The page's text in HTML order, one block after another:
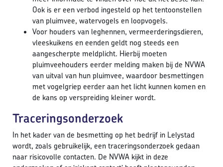
Ook is er een verbod ingesteld op het tentoonstellen
van pluimvee, watervogels en loopvogels.
Voor houders van leghennen, vermeerderingsdieren,
vleeskuikens en eenden geldt nog steeds een
aangescherpte meldplicht. Hierbij moeten
pluimveehouders eerder melding maken bij de NVWA
van uitval van hun pluimvee, waardoor besmettingen
met vogelgriep eerder aan het licht kunnen komen en
de kans op verspreiding kleiner wordt.
Traceringsonderzoek
In het kader van de besmetting op het bedrijf in Lelystad
wordt, zoals gebruikelijk, een traceringsonderzoek gedaan
naar risicovolle contacten. De NVWA kijkt in deze